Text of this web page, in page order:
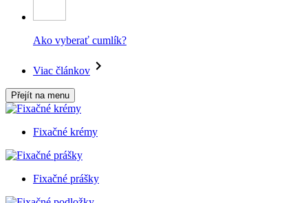
Ako vyberať cumlík?
Viac článkov
Přejít na menu
Fixačné krémy
Fixačné prášky